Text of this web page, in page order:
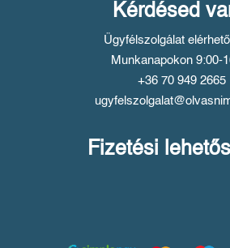
Kérdésed
Ügyfélszolgálat
Munkanapokon 9:00-
+36 70 949 2665
Fizetési